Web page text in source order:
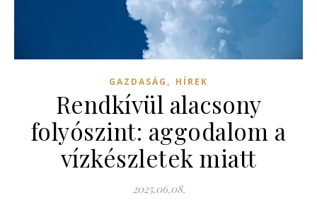
GAZDASÁG , HÍREK
Rendkívül alacsony
folyószint: aggodalom a
vízkészletek miatt
2025.06.08.